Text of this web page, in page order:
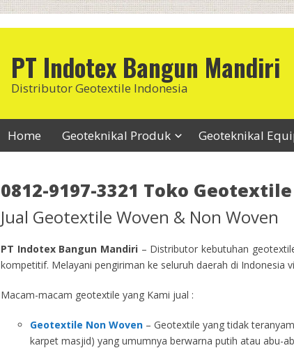
PT Indotex Bangun Mandiri
Distributor Geotextile Indonesia
Home Geoteknikal Produk Geoteknikal
0812-9197-3321 Toko
Jual Geotextile Woven & Non Woven
PT Indotex Bangun Mandiri – Distributor kebutuhan
kompetitif. Melayani pengiriman ke seluruh daerah di Indonesia
Macam-macam geotextile yang Kami jual :
Geotextile Non Woven – Geotextile yang tidak
karpet masjid) yang umumnya berwarna putih atau abu-